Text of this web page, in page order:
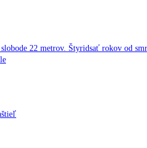
22 metrov. Štyridsať rokov od